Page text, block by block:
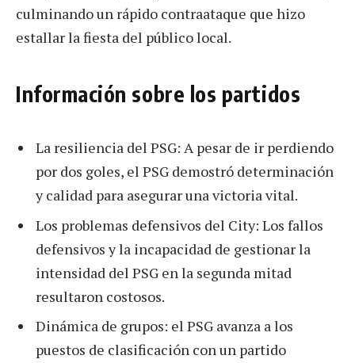
culminando un rápido contraataque que hizo
estallar la fiesta del público local.
Información sobre los partidos
La resiliencia del PSG: A pesar de ir perdiendo
por dos goles, el PSG demostró determinación
y calidad para asegurar una victoria vital.
Los problemas defensivos del City: Los fallos
defensivos y la incapacidad de gestionar la
intensidad del PSG en la segunda mitad
resultaron costosos.
Dinámica de grupos: el PSG avanza a los
puestos de clasificación con un partido